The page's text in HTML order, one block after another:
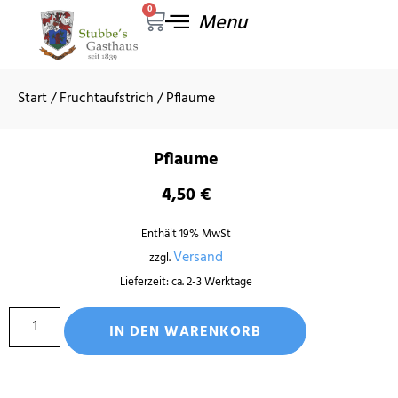
0
Start/Fruchtaufstrich/ Pflaume
Pflaume
4,50€
Enthält 19% MwSt
zzgl.Versand
Lieferzeit: ca. 2-3 Werktage
IN DEN WARENKORB